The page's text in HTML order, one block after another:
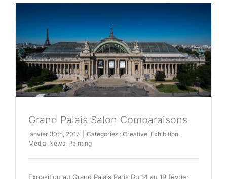
Grand Palais Salon Comparaisons
janvier 30th, 2017 Catégories : Creative Exhibition
Media News Painting
Exposition au Grand Palais Paris Du 14 au 19 février